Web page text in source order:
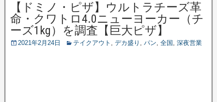
【ドミノ・ピザ】ウルトラチーズ革
命・クワトロ4.0ニューヨーカー（チ
ーズ1kg）を調査【巨大ピザ】
2021年2月24日 テイクアウト , デカ盛り , パン, 全国 , 深夜営業